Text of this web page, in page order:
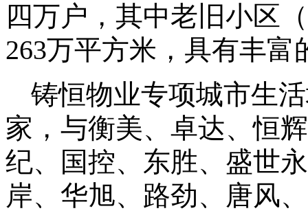
四万户，其中老旧小区（
263万平方米，具有丰富
铸恒物业专项城市生
家，与衡美、卓达、恒
纪、国控、东胜、盛世
岸、华旭、路劲、唐风